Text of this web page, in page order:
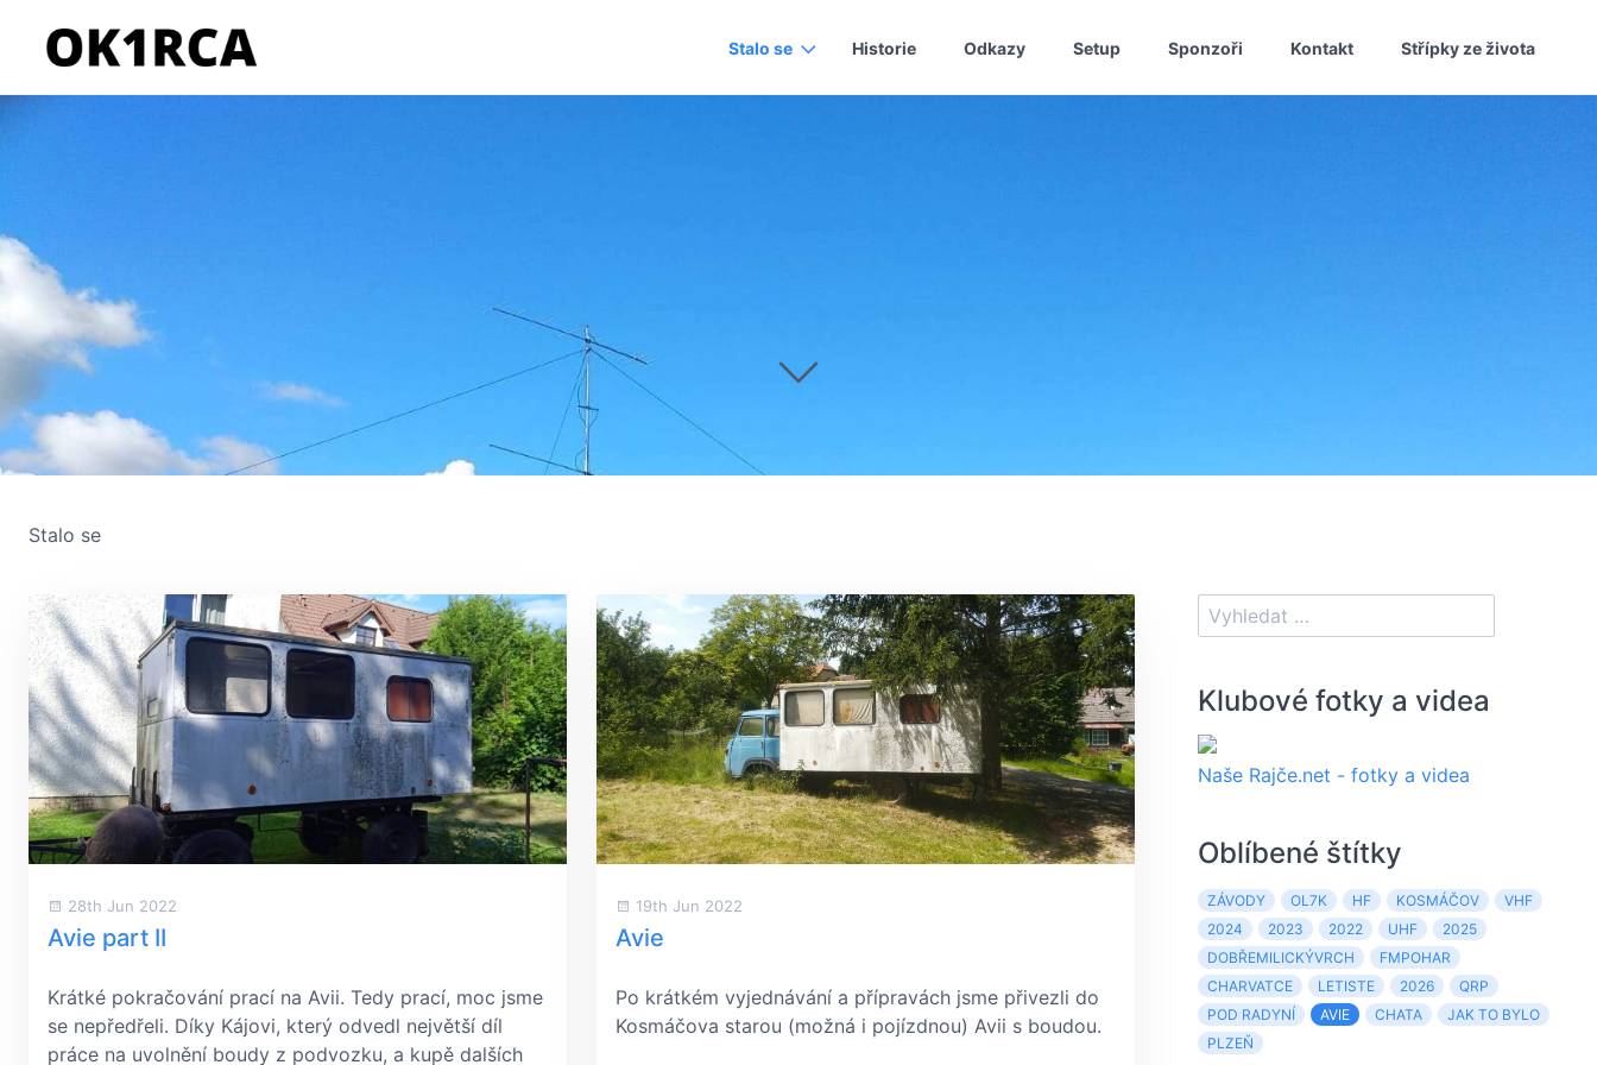
Stalo se Historie Odkazy Setup Sponzoři Kontakt Střípky ze života
Stalo se
28th Jun 2022
Avie part II
Krátké pokračování prací na Avii. Tedy prací, moc jsme
se nepředřeli. Díky Kájovi, který odvedl největší díl
práce na uvolnění boudy z podvozku, a kupě dalších
19th Jun 2022
Avie
Po krátkém vyjednávání a přípravách jsme přivezli do
Kosmáčova starou (možná i pojízdnou) Avii s boudou.
Klubové fotky a videa
Naše Rajče.net - fotky a videa
Oblíbené štítky
ZÁVODY OL7K HF KOSMÁČOV
VHF
2024
2023 2022 UHF
2025
DOBŘEMILICKÝVRCH
FMPOHAR
CHARVATCE
LETISTE 2026
QRP
POD RADYNÍ
AVIE CHATA
JAK TO BYLO
PLZEŇ